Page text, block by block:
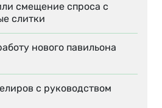
смещение спроса с
слитки
нового павильона
с руководством